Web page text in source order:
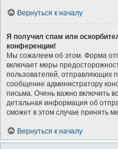
Вернуться к началу
Я получил спам или
конференции!
Мы сожалеем об этом. Форма
включает меры
пользователей, отправляющих
сообщение администратору
письма. Очень важно включить
детальная информация об
сможет в этом случае принять
Вернуться к началу